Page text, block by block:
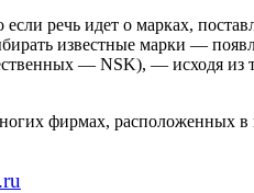
речь идет о марках,
известные марки —
— NSK), — исходя из
фирмах, расположенных в